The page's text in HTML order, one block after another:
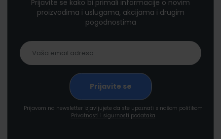
Prijavite se kako bi primali informacije o novim
proizvodima i uslugama, akcijama i drugim
pogodnostima
Prijavom na newsletter izjavljujete da ste upoznati s našom politikom
Privatnosti i sigurnosti podataka